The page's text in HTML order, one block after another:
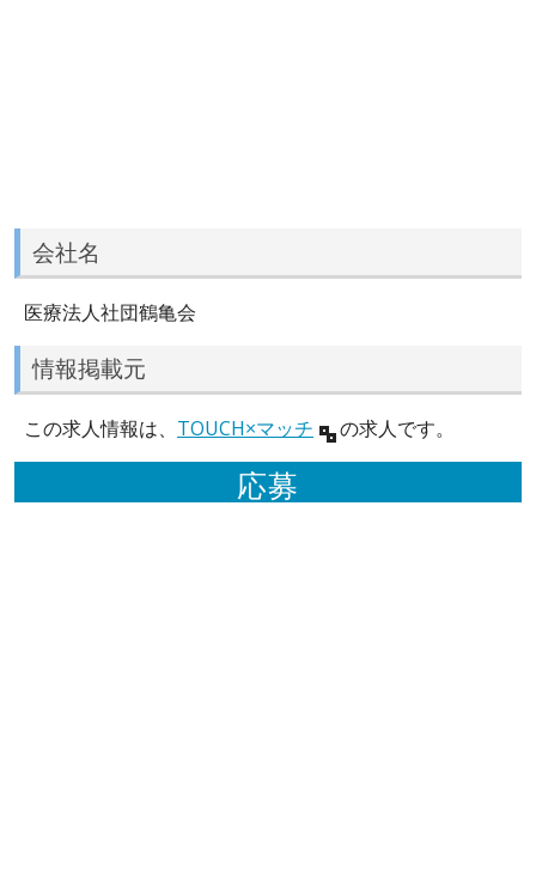
会社名
医療法人社団鶴亀会
情報掲載元
この求人情報は、 TOUCH×マッチ の求人です。
応募